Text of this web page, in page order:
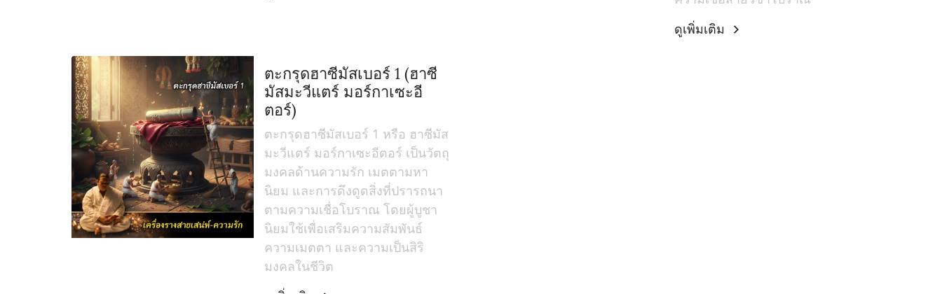
ดูเพิ่มเติม
ตะกรุดฮาซีมัสเบอร์ 1 (ฮาซี
มัสมะวีแตร์ มอร์กาเซะอี
ตอร์)
ตะกรุดฮาซีมัสเบอร์ 1 หรือ ฮาซีมัส
มะวีแตร์ มอร์กาเซะอีตอร์ เป็นวัตถุ
มงคลด้านความรัก เมตตามหา
นิยม และการดึงดูดสิ่งที่ปรารถนา
ตามความเชื่อโบราณ โดยผู้บูชา
นิยมใช้เพื่อเสริมความสัมพันธ์
ความเมตตา และความเป็นสิริ
มงคลในชีวิต